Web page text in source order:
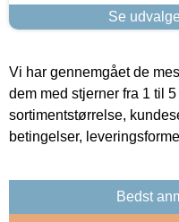
Se
Vi har gennemgået de
dem med stjerner fra 1 til
sortimentstørrelse,
betingelser,
Bedst